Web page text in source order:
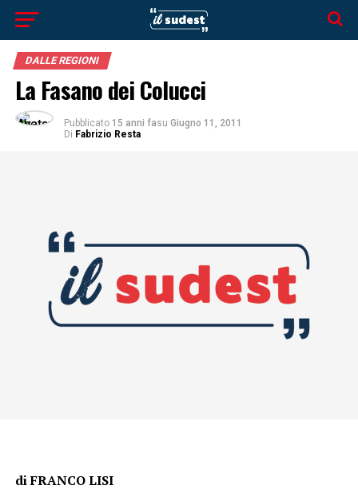
DALLE REGIONI
La Fasano dei Colucci
Pubblicato 15 anni fasu Giugno 11, 2011
Di Fabrizio Resta
di FRANCO LISI